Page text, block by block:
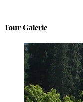
Tour Galerie